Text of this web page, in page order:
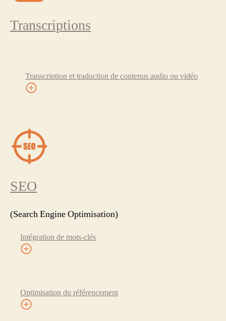
Transcriptions
Transcription et traduction de contenus audio ou vidéo
SEO
(Search Engine Optimisation)
Intégration de mots-clés
Optimisation du référencement